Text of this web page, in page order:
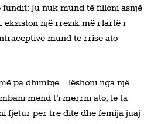
Ju nuk mund të filloni asnjë
ekziston një rrezik më i lartë i
mund të rrisë ato
pa dhimbje – lëshoni nga një
mend t’i merrni ato, le ta
fjetur për tre ditë dhe fëmija juaj